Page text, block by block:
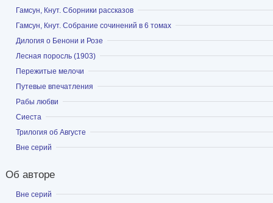
Показать
Гамсун, Кнут. Сборники рассказов
Показать
Гамсун, Кнут. Собрание сочинений в 6 томах
Показать
Дилогия о Бенони и Розе
Показать
Лесная поросль (1903)
Показать
Пережитые мелочи
Показать
Путевые впечатления
Показать
Рабы любви
Показать
Сиеста
Показать
Трилогия об Августе
Показать
Вне серий
Об авторе
Показать
Вне серий